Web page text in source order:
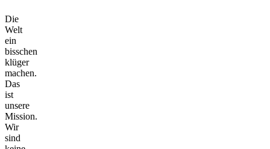
Die
Welt
ein
bisschen
klüger
machen.
Das
ist
unsere
Mission.
Wir
sind